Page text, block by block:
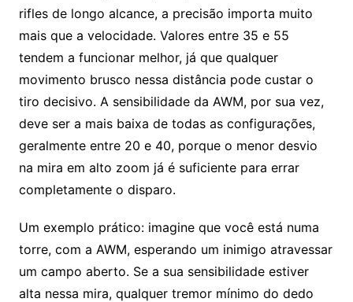
rifles de longo alcance, a precisão importa muito
mais que a velocidade. Valores entre 35 e 55
tendem a funcionar melhor, já que qualquer
movimento brusco nessa distância pode custar o
tiro decisivo. A sensibilidade da AWM, por sua vez,
deve ser a mais baixa de todas as configurações,
geralmente entre 20 e 40, porque o menor desvio
na mira em alto zoom já é suficiente para errar
completamente o disparo.
Um exemplo prático: imagine que você está numa
torre, com a AWM, esperando um inimigo atravessar
um campo aberto. Se a sua sensibilidade estiver
alta nessa mira, qualquer tremor mínimo do dedo